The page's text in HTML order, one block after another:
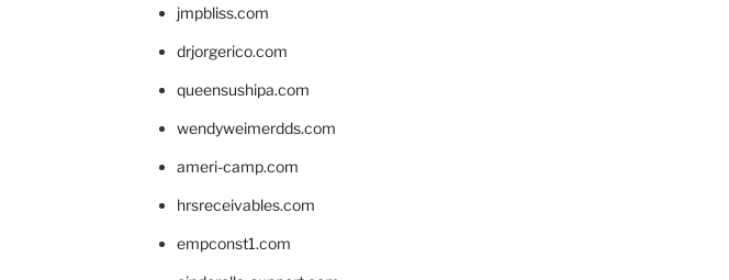
jmpbliss.com
drjorgerico.com
queensushipa.com
wendyweimerdds.com
ameri-camp.com
hrsreceivables.com
empconst1.com